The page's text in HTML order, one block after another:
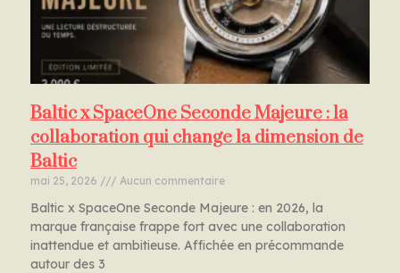
Baltic x SpaceOne Seconde Majeure : la
collaboration qui change la dimension de
Baltic
mai 25, 2026 Aucun commentaire
Baltic x SpaceOne Seconde Majeure : en 2026, la
marque française frappe fort avec une collaboration
inattendue et ambitieuse. Affichée en précommande
autour des 3